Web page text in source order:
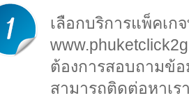
เลือกบริการแพ็คเก
ต้องการสอบถามข้อ
สามารถติดต่อหาเ